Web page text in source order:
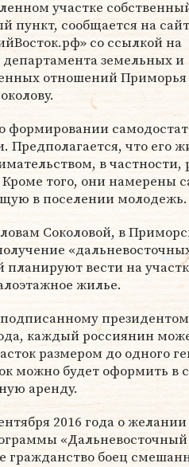
участке
пункт, сообщается на
со ссылкой на
департамента земельных и
отношений Приморья
формировании
Предполагается, что его
в частности,
Кроме того, они намерены
в поселении молодежь.
Соколовой, в
планируют вести на
жилье.
подписанному
каждый россиянин
размером до одного
можно будет оформить в
аренду.
2016 года о
гражданство боец